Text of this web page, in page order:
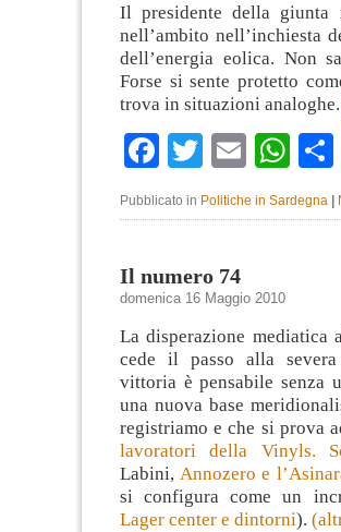
Il presidente della giunta
nell’ambito nell’inchiesta
dell’energia eolica. Non
Forse si sente protetto
trova in situazioni analoghe.
Facebook
TwitterEmail
Pubblicato in Politiche in Sardegna |
Il numero 74
domenica 16 Maggio 2010
La disperazione
cede il passo alla
vittoria è pensabile senza
una nuova base
registriamo e che si prova
lavoratori della Vinyls.
Labini, Annozero e
si configura come un
Lager center e dintorni).